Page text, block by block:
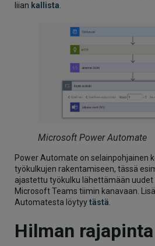
liian kallista.
Microsoft Power Automate
Power Automate on selainpohjainen
työkulkujen rakentamiseen, tässä
ajastettu työkulku lähettämään
Microsoft Teams tiimin kanavaan.
Automatesta löytyytästä.
Hilman rajapinta